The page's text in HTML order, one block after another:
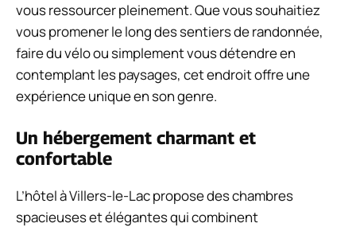
vous ressourcer pleinement. Que vous souhaitiez
vous promener le long des sentiers de randonnée,
faire du vélo ou simplement vous détendre en
contemplant les paysages, cet endroit offre une
expérience unique en son genre.
Un hébergement charmant et
confortable
L’hôtel à Villers-le-Lac propose des chambres
spacieuses et élégantes qui combinent